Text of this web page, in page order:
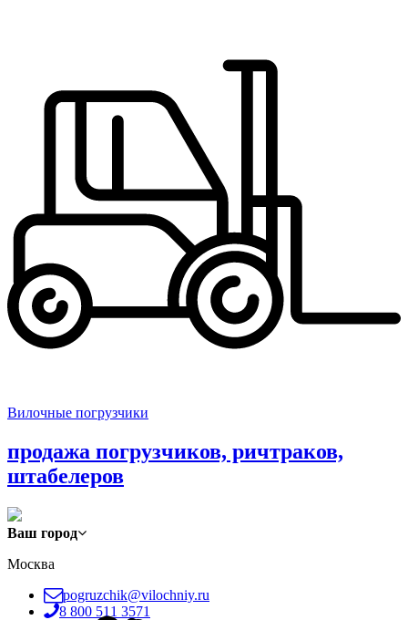
Вилочные погрузчики
продажа погрузчиков, ричтраков,
штабелеров
Ваш город
Москва
pogruzchik@vilochniy.ru
8 800 511 3571